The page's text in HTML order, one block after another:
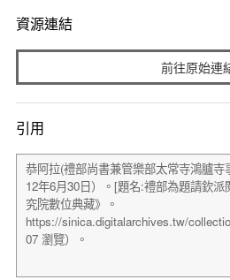
資源連結
前往原始連
引用